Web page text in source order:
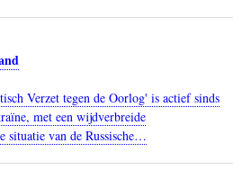
Verzet tegen de Oorlog' is actief sinds
met een wijdverbreide
situatie van de Russische…